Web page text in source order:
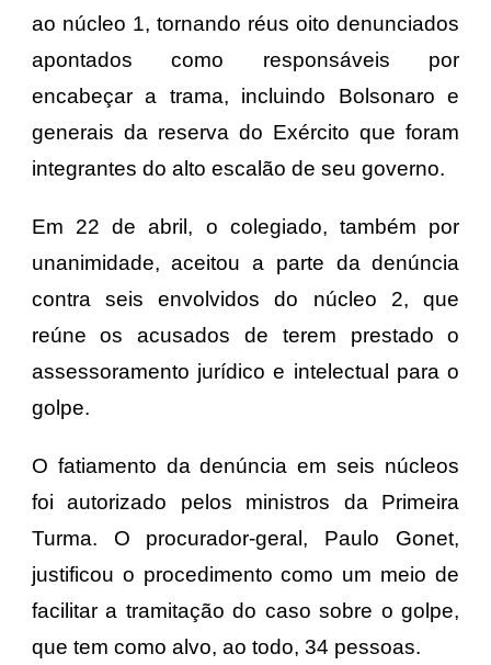
ao núcleo 1, tornando réus oito denunciados
apontados como responsáveis por
encabeçar a trama, incluindo Bolsonaro e
generais da reserva do Exército que foram
integrantes do alto escalão de seu governo.
Em 22 de abril, o colegiado, também por
unanimidade, aceitou a parte da denúncia
contra seis envolvidos do núcleo 2, que
reúne os acusados de terem prestado o
assessoramento jurídico e intelectual para o
golpe.
O fatiamento da denúncia em seis núcleos
foi autorizado pelos ministros da Primeira
Turma. O procurador-geral, Paulo Gonet,
justificou o procedimento como um meio de
facilitar a tramitação do caso sobre o golpe,
que tem como alvo, ao todo, 34 pessoas.